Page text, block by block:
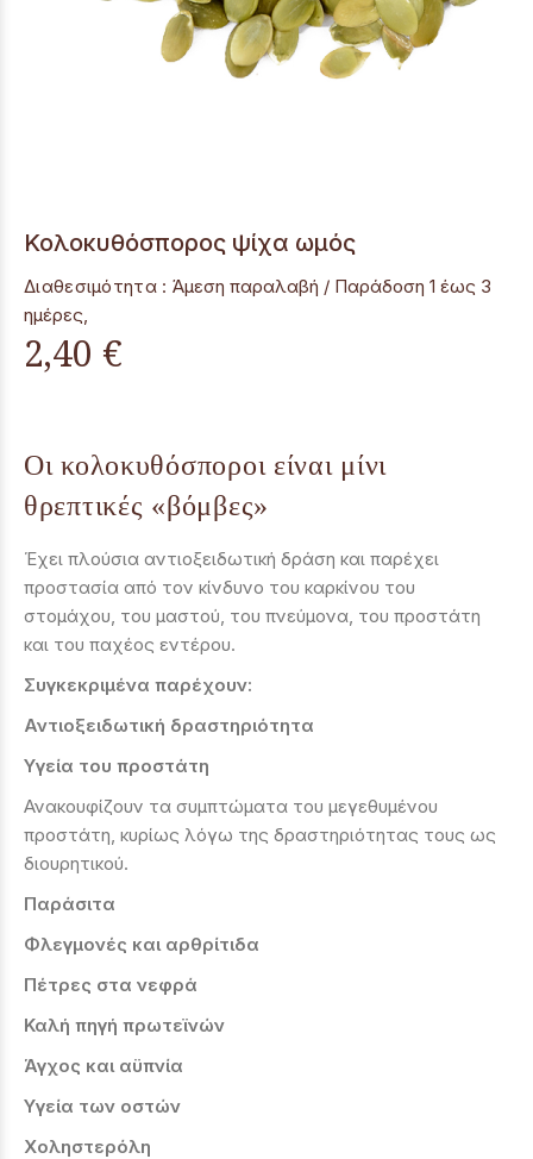
Κολοκυθόσπορος ψίχα ωμός
Διαθεσιμότητα : Άμεση παραλαβή / Παράδoση 1 έως 3
ημέρες,
2,40 €
Οι κολοκυθόσποροι είναι μίνι
θρεπτικές «βόμβες»
Έχει πλούσια αντιοξειδωτική δράση και παρέχει
προστασία από τον κίνδυνο του καρκίνου του
στομάχου, του μαστού, του πνεύμονα, του προστάτη
και του παχέος εντέρου.
Συγκεκριμένα παρέχουν:
Αντιοξειδωτική δραστηριότητα
Υγεία του προστάτη
Ανακουφίζουν τα συμπτώματα του μεγεθυμένου
προστάτη, κυρίως λόγω της δραστηριότητας τους ως
διουρητικού.
Παράσιτα
Φλεγμονές και αρθρίτιδα
Πέτρες στα νεφρά
Καλή πηγή πρωτεϊνών
Άγχος και αϋπνία
Υγεία των οστών
Χοληστερόλη